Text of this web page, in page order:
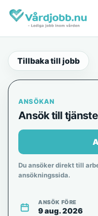
Tillbaka till jobb
ANSÖKAN
Ansök till
Du ansöker direkt till
ansökningssida.
ANSÖK FÖRE
9 aug. 2026